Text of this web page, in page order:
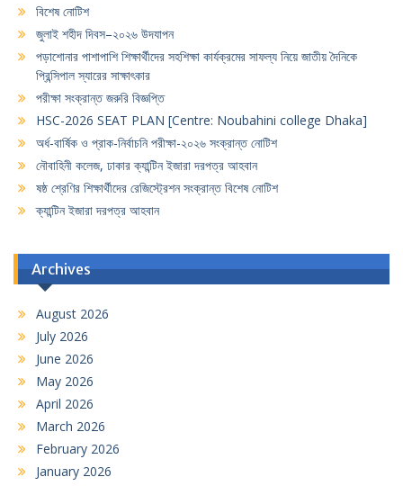
বিশেষ নোটিশ
জুলাই শহীদ দিবস–২০২৬ উদযাপন
পড়াশোনার পাশাপাশি শিক্ষার্থীদের সহশিক্ষা কার্যক্রমের সাফল্য নিয়ে জাতীয় দৈনিকে
প্রিন্সিপাল স্যারের সাক্ষাৎকার
পরীক্ষা সংক্রান্ত জরুরি বিজ্ঞপ্তি
HSC-2026 SEAT PLAN [Centre: Noubahini college Dhaka]
অর্ধ-বার্ষিক ও প্রাক-নির্বাচনি পরীক্ষা-২০২৬ সংক্রান্ত নোটিশ
নৌবাহিনী কলেজ, ঢাকার ক্যান্টিন ইজারা দরপত্র আহবান
ষষ্ঠ শ্রেণির শিক্ষার্থীদের রেজিস্ট্রেশন সংক্রান্ত বিশেষ নোটিশ
ক্যান্টিন ইজারা দরপত্র আহবান
Archives
August 2026
July 2026
June 2026
May 2026
April 2026
March 2026
February 2026
January 2026